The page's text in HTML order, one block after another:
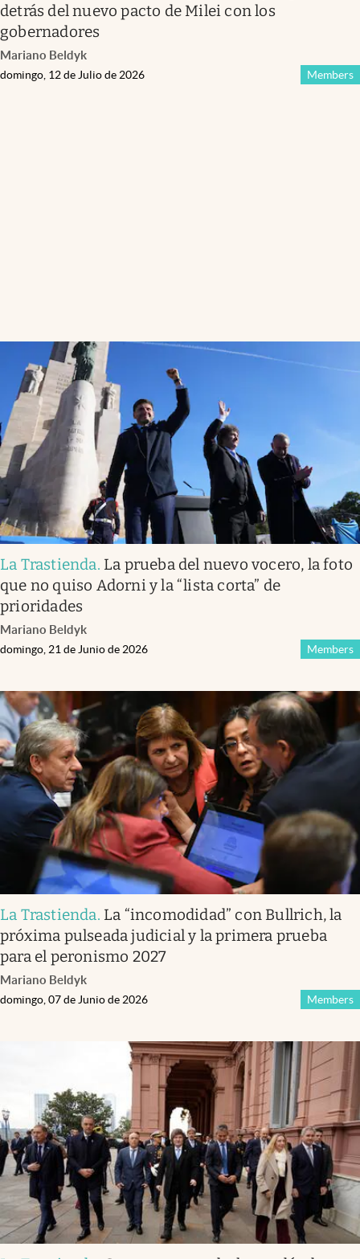
detrás del nuevo pacto de Milei con los
gobernadores
Mariano Beldyk
Members
domingo, 12 de Julio de 2026
La Trastienda. La prueba del nuevo vocero, la foto
que no quiso Adorni y la “lista corta” de
prioridades
Mariano Beldyk
Members
domingo, 21 de Junio de 2026
La Trastienda. La “incomodidad” con Bullrich, la
próxima pulseada judicial y la primera prueba
para el peronismo 2027
Mariano Beldyk
Members
domingo, 07 de Junio de 2026